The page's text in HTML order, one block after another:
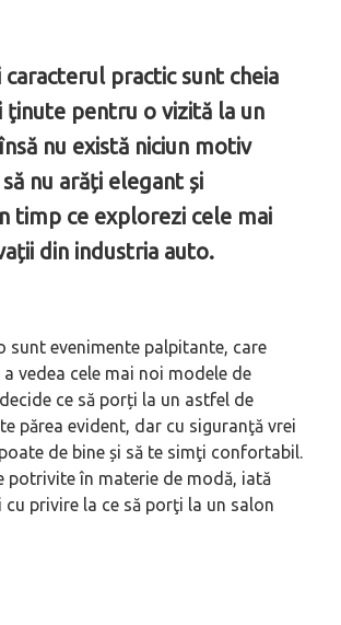
practic sunt cheia
ţinute pentru o vizită la un
nu există niciun motiv
nu arăți elegant și
timp ce explorezi cele mai
din industria auto.
sunt evenimente palpitante, care
vedea cele mai noi modele de
ce să porți la un astfel de
părea evident, dar cu siguranţă vrei
de bine și să te simţi confortabil.
potrivite în materie de modă, iată
cu privire la ce să porţi la un salon